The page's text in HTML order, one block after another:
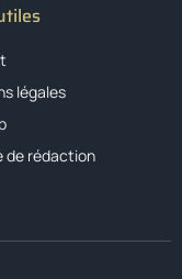
légales
de rédaction